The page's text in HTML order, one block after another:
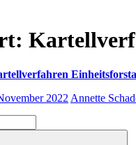
2022 Annette